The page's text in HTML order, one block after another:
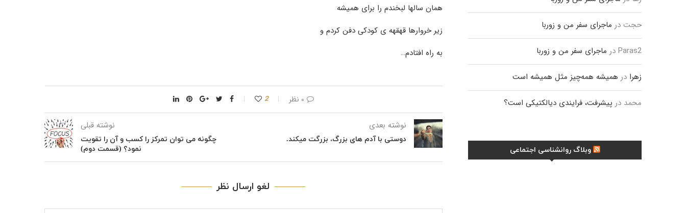
همان سالها لبخندم را برای همیشه
زیر خروارها قهقهه ی کودکی دفن کردم و
به راه افتادم…
۰ نظر 2
نوشته قبلی
چگونه می توان تمرکز را کسب و آن را تقویت
نمود؟ (قسمت دوم)
نوشته بعدی
دوستی با آدم های بزرگ، بزرگت میکند.
لغو ارسال نظر
حجت در ماجرای سفر من و زوربا
Paras2 در ماجرای سفر من و زوربا
زهرا در همیشه همه‌چیز مثل همیشه است
محمد در پیشرفت، فرایندی دیالکتیکی است؟
وبلاگ روانشناسی اجتماعی